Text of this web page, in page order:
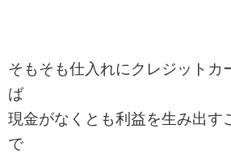
そもそも仕入れにクレジットカ
ば
現金がなくとも利益を生み出す
で